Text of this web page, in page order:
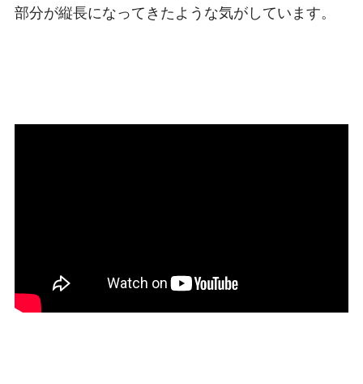
部分が縦長になってきたような気がしています。